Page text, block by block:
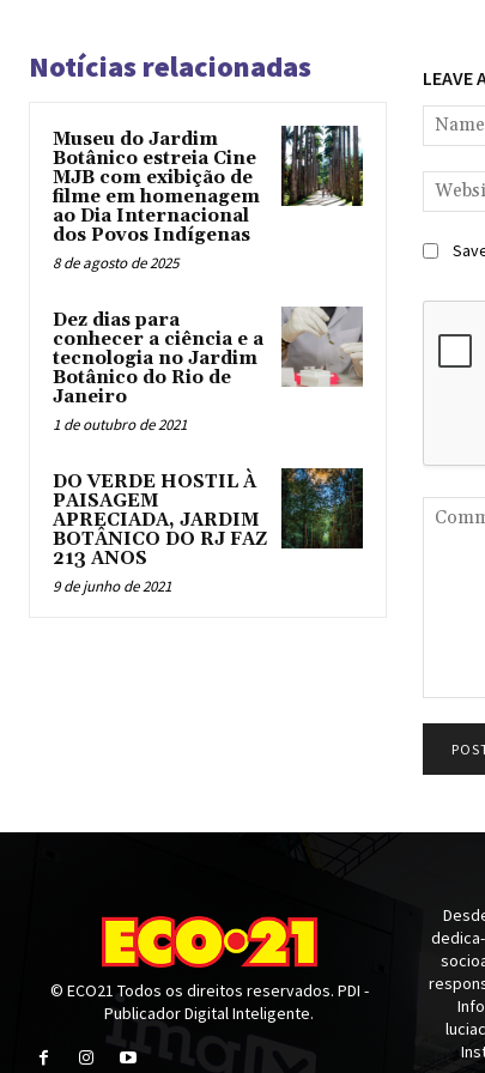
Notícias relacionadas
Museu do Jardim
Botânico estreia Cine
MJB com exibição de
filme em homenagem
ao Dia Internacional
dos Povos Indígenas
8 de agosto de 2025
Dez dias para
conhecer a ciência e a
tecnologia no Jardim
Botânico do Rio de
Janeiro
1 de outubro de 2021
DO VERDE HOSTIL À
PAISAGEM
APRECIADA, JARDIM
BOTÂNICO DO RJ FAZ
213 ANOS
9 de junho de 2021
LEAVE
© ECO21 Todos os direitos reservados. PDI -
Publicador Digital Inteligente.